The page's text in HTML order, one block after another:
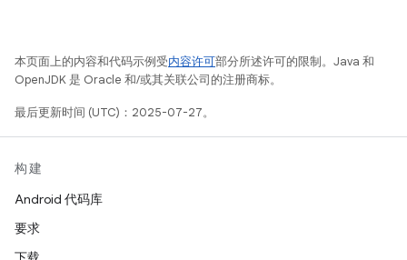
本页面上的内容和代码示例受内容许可部分所述许可的限制。Java 和
OpenJDK 是 Oracle 和/或其关联公司的注册商标。
最后更新时间 (UTC)：2025-07-27。
构建
Android 代码库
要求